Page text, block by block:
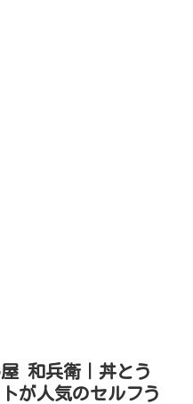
和兵衛｜丼とう
が人気のセルフう